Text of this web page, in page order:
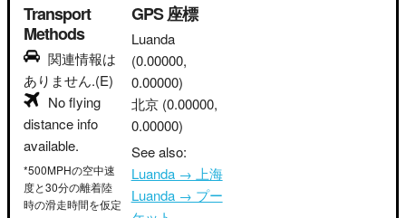
Transport
Methods
関連情報は
ありません.(E)
No flying
distance info
available.
*500MPHの空中速
度と30分の離着陸
時の滑走時間を仮定
GPS 座標
Luanda
(0.00000,
0.00000)
北京 (0.00000,
0.00000)
See also:
Luanda → 上海
Luanda → プー